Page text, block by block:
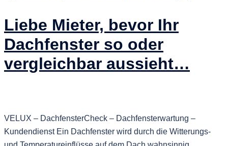
Liebe Mieter, bevor Ihr
Dachfenster so oder
vergleichbar aussieht…
VELUX – DachfensterCheck – Dachfensterwartung –
Kundendienst Ein Dachfenster wird durch die Witterungs-